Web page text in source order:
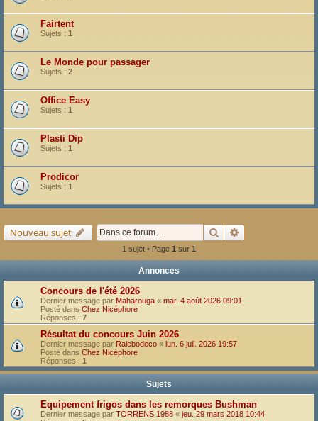
Fairtent
Sujets : 1
Le Monde pour passager
Sujets : 2
Office Easy
Sujets : 1
Plasti Dip
Sujets : 1
Prodicor
Sujets : 1
Nouveau sujet Rechercher
1 sujet • Page 1 sur 1
Annonces
Concours de l'été 2026
Dernier message par Maharouga « mar. 4 août 2026 09:01
Posté dans Chez Nicéphore
Réponses : 7
Résultat du concours Juin 2026
Dernier message par Ralebodeco « lun. 6 juil. 2026 19:57
Posté dans Chez Nicéphore
Réponses : 1
Sujets
Equipement frigos dans les remorques Bushman
Dernier message par TORRENS 1988 « jeu. 29 mars 2018 10:44